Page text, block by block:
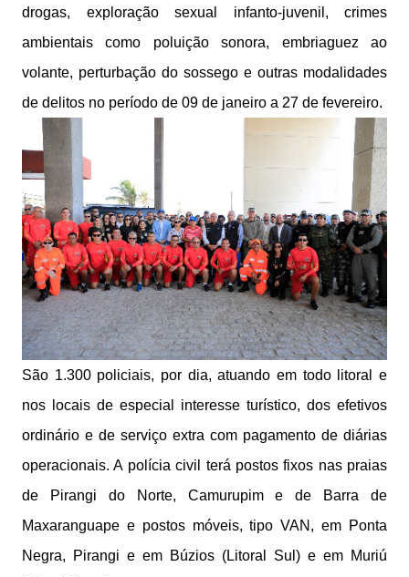
drogas, exploração sexual infanto-juvenil, crimes
ambientais como poluição sonora, embriaguez ao
volante, perturbação do sossego e outras modalidades
de delitos no período de 09 de janeiro a 27 de fevereiro.
São 1.300 policiais, por dia, atuando em todo litoral e
nos locais de especial interesse turístico, dos efetivos
ordinário e de serviço extra com pagamento de diárias
operacionais. A polícia civil terá postos fixos nas praias
de Pirangi do Norte, Camurupim e de Barra de
Maxaranguape e postos móveis, tipo VAN, em Ponta
Negra, Pirangi e em Búzios (Litoral Sul) e em Muriú